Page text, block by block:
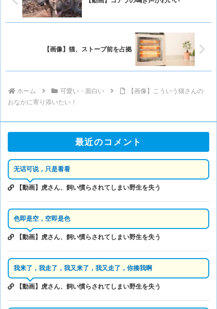
【画像】猫、ストーブ前を占拠
ホーム 可愛い・面白い
【画像】こういう猫さんの
おなかに寄り添いたい！
最近のコメント
无话可说，只是看看
【動画】虎さん、飼い慣らされてしまい野生を失う
色即是空，空即是色
【動画】虎さん、飼い慣らされてしまい野生を失う
我来了，我走了，我又来了，我又走了，你揍我啊
【動画】虎さん、飼い慣らされてしまい野生を失う